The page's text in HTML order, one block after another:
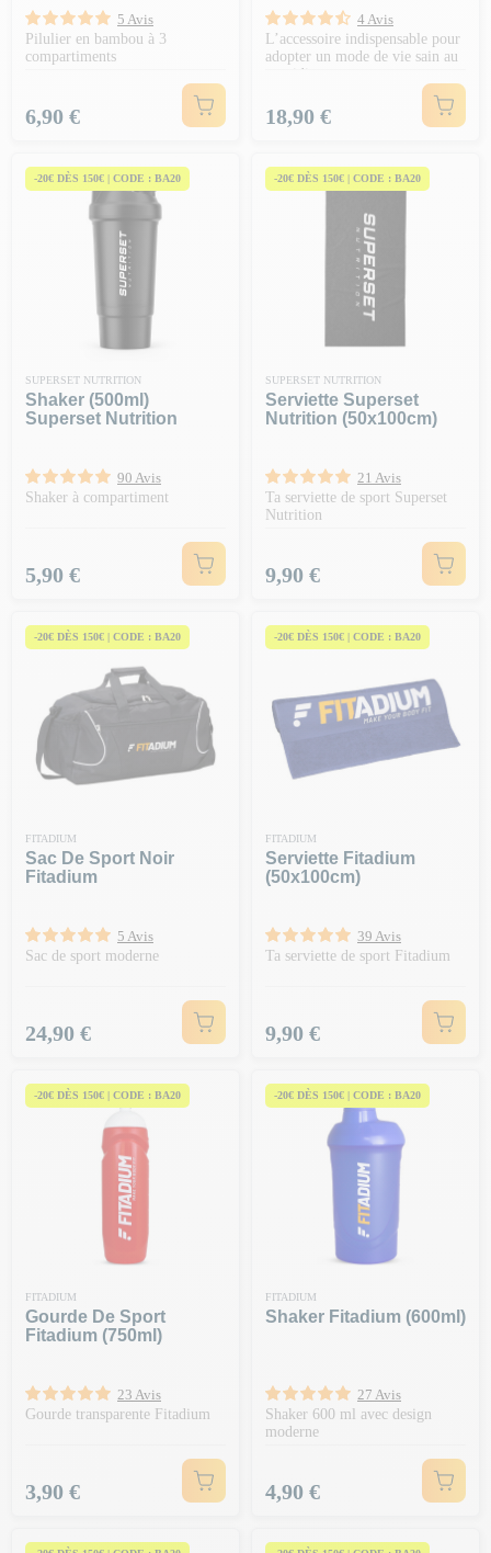
5 Avis
Pilulier en bambou à 3
compartiments
Prix
6,90 €
4 Avis
L’accessoire indispensable pour
adopter un mode de vie sain au
quotidien
Prix
18,90 €
-20€ DÈS 150€ | CODE : BA20
SUPERSET NUTRITION
Shaker (500ml)
Superset Nutrition
90 Avis
Shaker à compartiment
Prix
5,90 €
-20€ DÈS 150€ | CODE : BA20
SUPERSET NUTRITION
Serviette Superset
Nutrition (50x100cm)
21 Avis
Ta serviette de sport Superset
Nutrition
Prix
9,90 €
-20€ DÈS 150€ | CODE : BA20
FITADIUM
Sac De Sport Noir
Fitadium
5 Avis
Sac de sport moderne
Prix
24,90 €
-20€ DÈS 150€ | CODE : BA20
FITADIUM
Serviette Fitadium
(50x100cm)
39 Avis
Ta serviette de sport Fitadium
Prix
9,90 €
-20€ DÈS 150€ | CODE : BA20
FITADIUM
Gourde De Sport
Fitadium (750ml)
23 Avis
Gourde transparente Fitadium
Prix
3,90 €
-20€ DÈS 150€ | CODE : BA20
FITADIUM
Shaker Fitadium (600ml)
27 Avis
Shaker 600 ml avec design
moderne
Prix
4,90 €